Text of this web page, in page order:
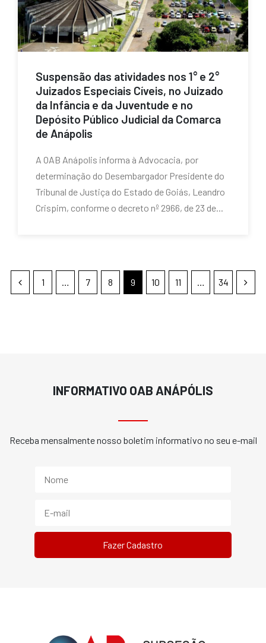
Suspensão das atividades nos 1° e 2°
Juizados Especiais Cíveis, no Juizado
da Infância e da Juventude e no
Depósito Público Judicial da Comarca
de Anápolis
A OAB Anápolis informa à Advocacia, por
determinação do Desembargador Presidente do
Tribunal de Justiça do Estado de Goiás, Leandro
Crispim, conforme o decreto nº 2966, de 23 de...
1 … 7 8 9 10 11 … 34
INFORMATIVO OAB ANÁPÓLIS
Receba mensalmente nosso boletim informativo no seu e-mail